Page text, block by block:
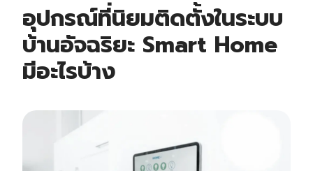
อุปกรณ์ที่นิยมติดตั้งในระบบ
บ้านอัจฉริยะ Smart Home
มีอะไรบ้าง